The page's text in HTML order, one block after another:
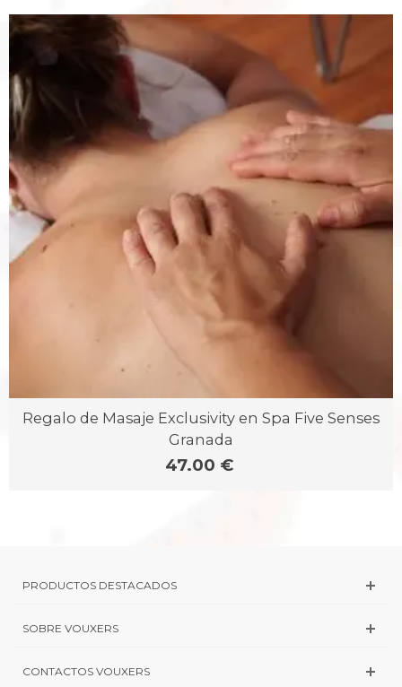
Regalo de Masaje Exclusivity en Spa Five Senses
Granada
47.00 €
PRODUCTOS DESTACADOS
SOBRE VOUXERS
CONTACTOS VOUXERS